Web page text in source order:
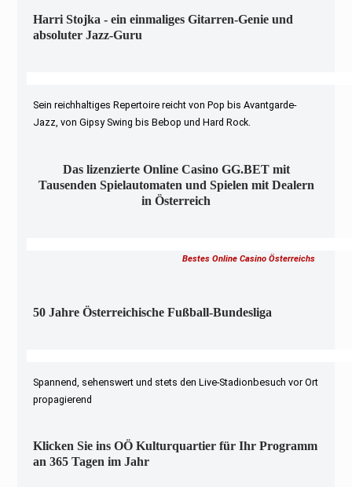
Harri Stojka - ein einmaliges Gitarren-Genie und
absoluter Jazz-Guru
Sein reichhaltiges Repertoire reicht von Pop bis Avantgarde-
Jazz, von Gipsy Swing bis Bebop und Hard Rock.
Das lizenzierte Online Casino GG.BET mit
Tausenden Spielautomaten und Spielen mit Dealern
in Österreich
Bestes Online Casino Österreichs
50 Jahre Österreichische Fußball-Bundesliga
Spannend, sehenswert und stets den Live-Stadionbesuch vor Ort
propagierend
Klicken Sie ins OÖ Kulturquartier für Ihr Programm
an 365 Tagen im Jahr